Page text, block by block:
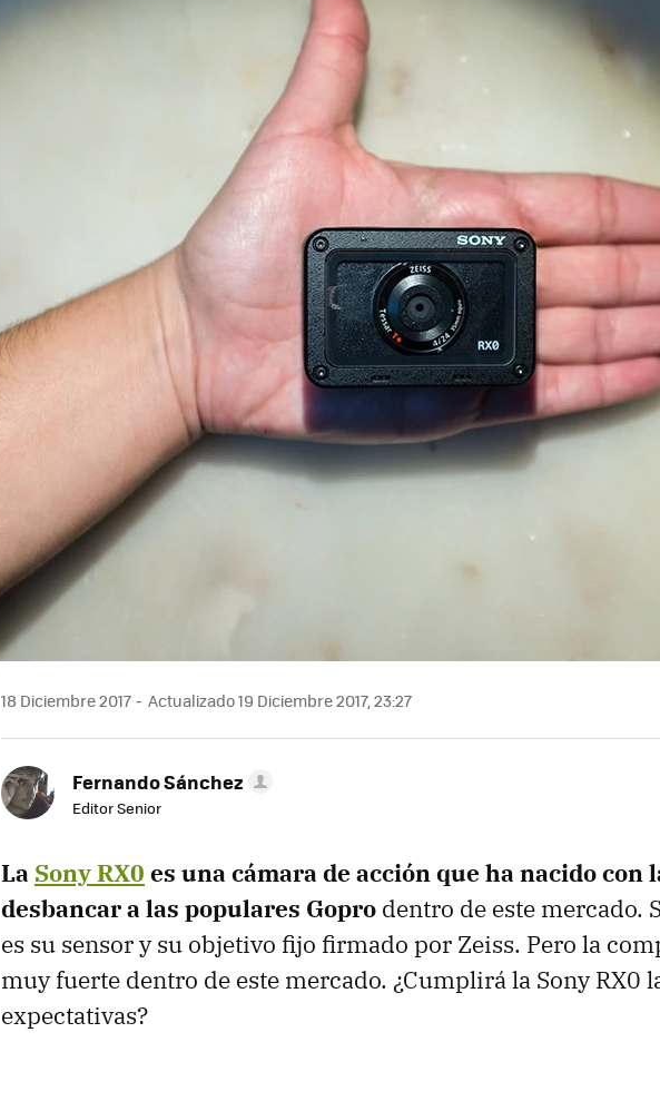
18 Diciembre 2017 Actualizado 19 Diciembre 2017, 23:27
Fernando Sánchez
Editor Senior
La Sony RX0 es una cámara de acción que ha nacido con
desbancar a las populares Gopro dentro de este mercado.
es su sensor y su objetivo fijo firmado por Zeiss. Pero la
muy fuerte dentro de este mercado. ¿Cumplirá la Sony RX0
expectativas?